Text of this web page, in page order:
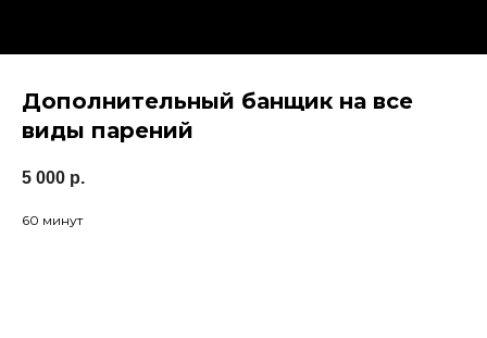
Дополнительный банщик на все
виды парений
5 000 р.
60 минут